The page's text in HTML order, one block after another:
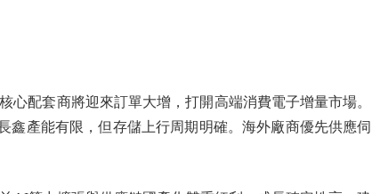
配套商將迎來訂單大增，打開高端消費電子增量市場。
產能有限，但存儲上行周期明確。海外廠商優先供應伺